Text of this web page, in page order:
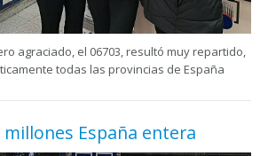
agraciado, el 06703, resultó muy repartido,
todas las provincias de España
España entera